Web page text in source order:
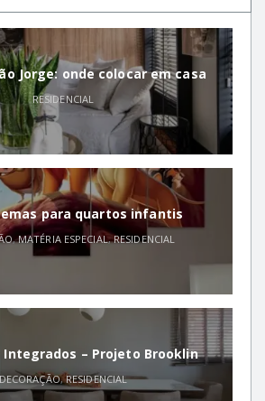
Jorge: onde colocar em casa
RESIDENCIAL
para quartos infantis
,MATÉRIA ESPECIAL,RESIDENCIAL
– Projeto Brooklin
DECORAÇÃO,RESIDENCIAL